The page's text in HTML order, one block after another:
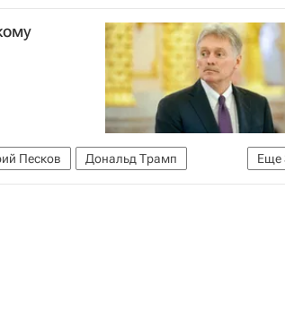
Еще
Песков
Дональд Трамп